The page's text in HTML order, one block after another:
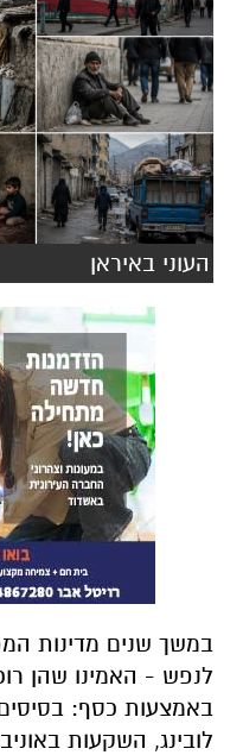
העוני באיראן
במשך שנים מדינות
לנפש - האמינו שהן
באמצעות כסף:
לובינג, השקעות